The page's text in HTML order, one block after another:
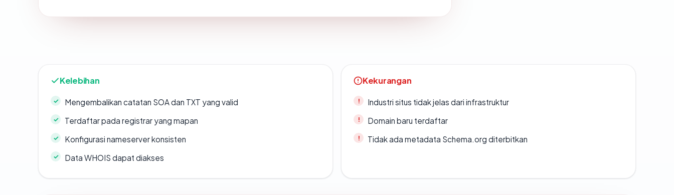
Kelebihan
Mengembalikan catatan SOA dan TXT yang valid
Terdaftar pada registrar yang mapan
Konfigurasi nameserver konsisten
Data WHOIS dapat diakses
Kekurangan
Industri situs tidak jelas dari infrastruktur
Domain baru terdaftar
Tidak ada metadata Schema.org diterbitkan